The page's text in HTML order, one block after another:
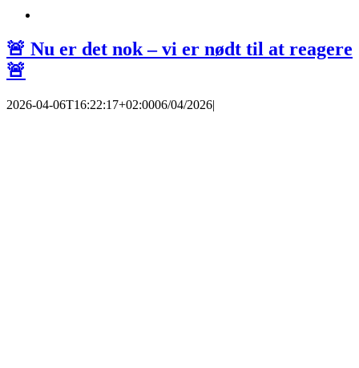
🚨 Nu er det nok – vi er nødt til at reagere
🚨
2026-04-06T16:22:17+02:0006/04/2026|